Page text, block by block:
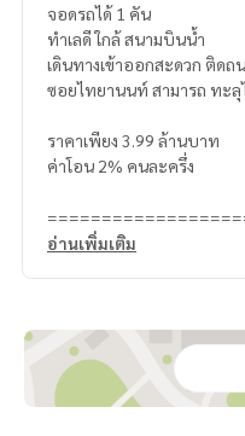
จอดรถได้ 1 คัน
ทำเลดี ใกล้ สนามบินน้ำ
เดินทางเข้าออกสะดวก ติด
ซอยไทยานนท์ สามารถ ทะลุ
ราคาเพียง 3.99 ล้านบาท
ค่าโอน 2% คนละครึ่ง
ติดต่อ น้องบี เบอร์โทร
https://lin.ee/K5iYwEr
ESID-01046
อ่านเพิ่มเติม